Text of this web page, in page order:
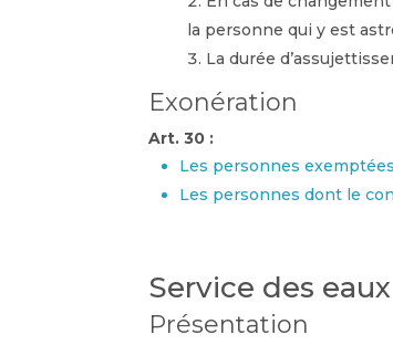
la personne qui y est
La durée
Exonération
Art. 30 :
Les personnes
Les personnes dont le
Service des eaux
Présentation